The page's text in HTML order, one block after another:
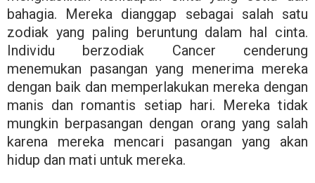
bahagia. Mereka dianggap sebagai salah satu
zodiak yang paling beruntung dalam hal cinta.
Individu berzodiak Cancer cenderung
menemukan pasangan yang menerima mereka
dengan baik dan memperlakukan mereka dengan
manis dan romantis setiap hari. Mereka tidak
mungkin berpasangan dengan orang yang salah
karena mereka mencari pasangan yang akan
hidup dan mati untuk mereka.